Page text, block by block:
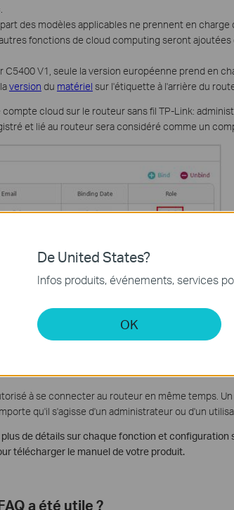
des modèles applicables ne prennent en
fonctions de cloud computing seront ajoutées
C5400 V1, seule la version européenne prend en
version du matériel sur l'étiquette à l'arrière du
cloud sur le routeur sans fil TP-Link:
et lié au routeur sera considéré comme un
un compte administrateur dispose de
des utilisateurs;
à distance;
périphériques cloud même lorsqu'ils sont hors ligne.
à se connecter au routeur en même temps.
qu'il s'agisse d'un administrateur ou d'un
de détails sur chaque fonction et configuration
télécharger le manuel de votre produit.
a été utile ?
De United States?
Infos produits, événements, services
OK